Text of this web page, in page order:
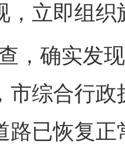
，立即组
确实发现
市综合行
路已恢复